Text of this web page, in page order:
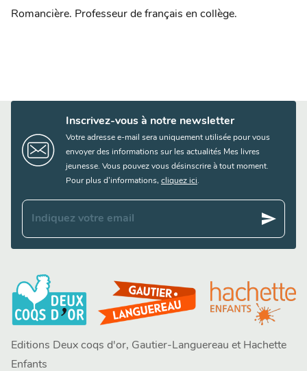
Romancière. Professeur de français en collège.
Inscrivez-vous à notre newsletter
Votre adresse e-mail sera uniquement utilisée pour vous
envoyer des informations sur les actualités Mes livres
jeunesse. Vous pouvez vous désinscrire à tout moment.
Pour plus d’informations, cliquez ici.
Indiquez votre email send
Editions Deux coqs d'or, Gautier-Languereau et Hachette
Enfants